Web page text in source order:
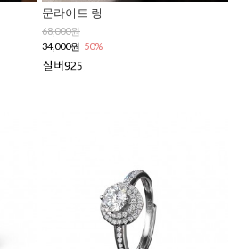
문라이트 링
68,000원
34,000원 50%